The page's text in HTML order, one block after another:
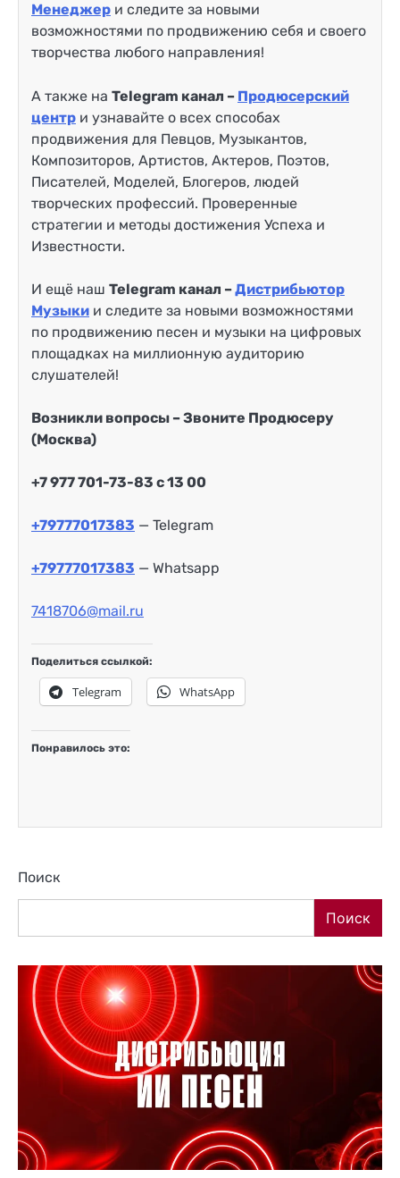
Менеджер и следите за новыми
возможностями по продвижению себя и своего
творчества любого направления!
А также на Telegram канал – Продюсерский
центр и узнавайте о всех способах
продвижения для Певцов, Музыкантов,
Композиторов, Артистов, Актеров, Поэтов,
Писателей, Моделей, Блогеров, людей
творческих профессий. Проверенные
стратегии и методы достижения Успеха и
Известности.
И ещё наш Telegram канал –Дистрибьютор
Музыки и следите за новыми возможностями
по продвижению песен и музыки на цифровых
площадках на миллионную аудиторию
слушателей!
Возникли вопросы – Звоните Продюсеру
(Москва)
+7 977 701-73-83 с 13 00
+79777017383 — Telegram
+79777017383 — Whatsapp
7418706@mail.ru
Поделиться ссылкой:
Telegram WhatsApp
Понравилось это:
Поиск
Поиск